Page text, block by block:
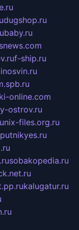
dugshop.ru
f-ship.ru
online.com
ostrov.ru
nix-files.org.ru
sobakopedia.ru
kalugatur.ru